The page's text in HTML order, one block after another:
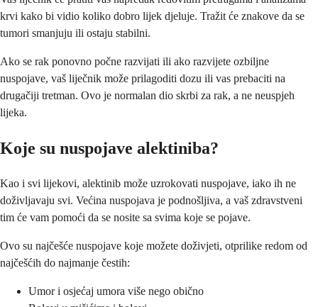
krvi kako bi vidio koliko dobro lijek djeluje. Tražit će znakove da se
tumori smanjuju ili ostaju stabilni.
Ako se rak ponovno počne razvijati ili ako razvijete ozbiljne
nuspojave, vaš liječnik može prilagoditi dozu ili vas prebaciti na
drugačiji tretman. Ovo je normalan dio skrbi za rak, a ne neuspjeh
lijeka.
Koje su nuspojave alektiniba?
Kao i svi lijekovi, alektinib može uzrokovati nuspojave, iako ih ne
doživljavaju svi. Većina nuspojava je podnošljiva, a vaš zdravstveni
tim će vam pomoći da se nosite sa svima koje se pojave.
Ovo su najčešće nuspojave koje možete doživjeti, otprilike redom od
najčešćih do najmanje čestih:
Umor i osjećaj umora više nego obično